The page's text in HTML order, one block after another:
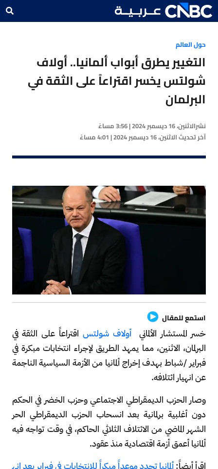
حول العالم
التغيير يطرق أبواب ألمانيا.. أولاف
شولتس يخسر اقتراعاً على الثقة في
البرلمان
نشرالاثنين، 16 ديسمبر 2024 | 3:56 مساءً
آخر تحديثالاثنين، 16 ديسمبر 2024 | 4:01 مساءً
استمع للمقال
خسر المستشار الألماني أولاف شولتس اقتراعاً على الثقة في
البرلمان، الاثنين، مما يمهد الطريق لإجراء انتخابات مبكرة في
فبراير /شباط بهدف إخراج ألمانيا من الأزمة السياسية الناجمة
عن انهيار ائتلافه.
وصار الحزب الديمقراطي الاجتماعي وحزب الخضر في الحكم
دون أغلبية برلمانية بعد انسحاب الحزب الديمقراطي الحر
الشهر الماضي من الائتلاف الثلاثي الحاكم، في وقت تواجه فيه
ألمانيا أعمق أزمة اقتصادية منذ عقود.
اقرأ أيضاً:ألمانيا تحدد موعداً مبكراً للانتخابات في فبراير بعد انه